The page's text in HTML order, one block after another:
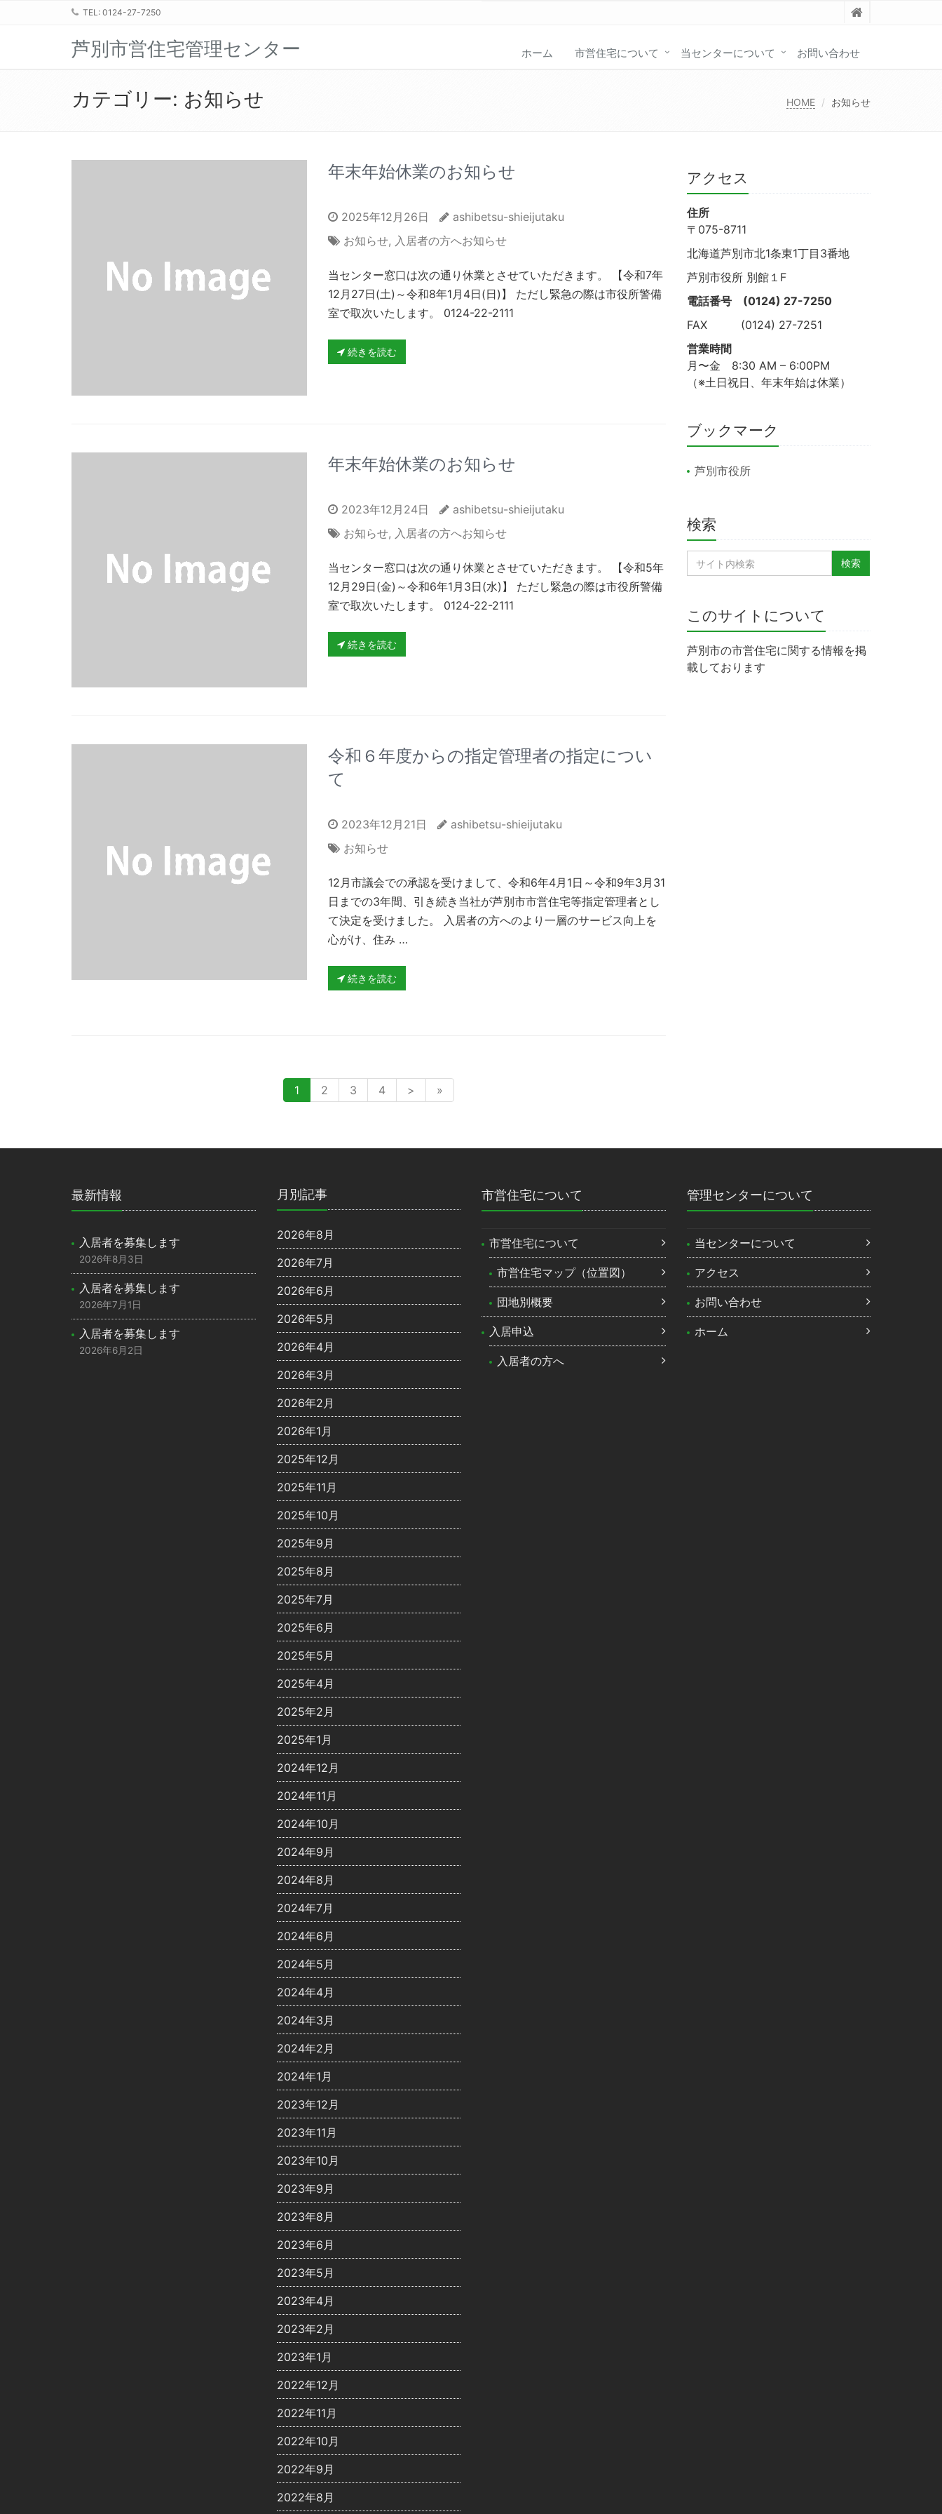
TEL: 0124-27-7250
芦別市営住宅管理センター ホーム 市営住宅について 当センターについて お問い合わせ
カテゴリー: お知らせ HOME お知らせ
年末年始休業のお知らせ
2025年12月26日
ashibetsu-shieijutaku
お知らせ, 入居者の方へお知らせ
当センター窓口は次の通り休業とさせていただきます。 【令和7年
12月27日(土)～令和8年1月4日(日)】 ただし緊急の際は市役所警備
室で取次いたします。 0124-22-2111
続きを読む
年末年始休業のお知らせ
2023年12月24日
ashibetsu-shieijutaku
お知らせ, 入居者の方へお知らせ
当センター窓口は次の通り休業とさせていただきます。 【令和5年
12月29日(金)～令和6年1月3日(水)】 ただし緊急の際は市役所警備
室で取次いたします。 0124-22-2111
続きを読む
令和６年度からの指定管理者の指定につい
て
2023年12月21日
ashibetsu-shieijutaku
お知らせ
12月市議会での承認を受けまして、令和6年4月1日～令和9年3月31
日までの3年間、引き続き当社が芦別市市営住宅等指定管理者とし
て決定を受けました。 入居者の方へのより一層のサービス向上を
心がけ、住み …
続きを読む
1 2 3 4 > »
アクセス
住所
〒075-8711
北海道芦別市北1条東1丁目3番地
芦別市役所 別館１F
電話番号 (0124) 27-7250
FAX (0124) 27-7251
営業時間
月〜金 8:30 AM – 6:00PM
（※土日祝日、年末年始は休業）
ブックマーク
芦別市役所
検索
このサイトについて
芦別市の市営住宅に関する情報を掲
載しております
最新情報
入居者を募集します
2026年8月3日
入居者を募集します
2026年7月1日
入居者を募集します
2026年6月2日
月別記事
2026年8月
2026年7月
2026年6月
2026年5月
2026年4月
2026年3月
2026年2月
2026年1月
2025年12月
2025年11月
2025年10月
2025年9月
2025年8月
2025年7月
2025年6月
2025年5月
2025年4月
2025年2月
2025年1月
2024年12月
2024年11月
2024年10月
2024年9月
2024年8月
2024年7月
2024年6月
2024年5月
2024年4月
2024年3月
2024年2月
2024年1月
2023年12月
2023年11月
2023年10月
2023年9月
2023年8月
2023年6月
2023年5月
2023年4月
2023年2月
2023年1月
2022年12月
2022年11月
2022年10月
2022年9月
2022年8月
市営住宅について
市営住宅について
市営住宅マップ（位置図）
団地別概要
入居申込
入居者の方へ
管理センターについて
当センターについて
アクセス
お問い合わせ
ホーム